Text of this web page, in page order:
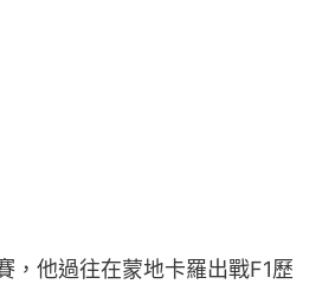
，他過往在蒙地卡羅出戰F1歷